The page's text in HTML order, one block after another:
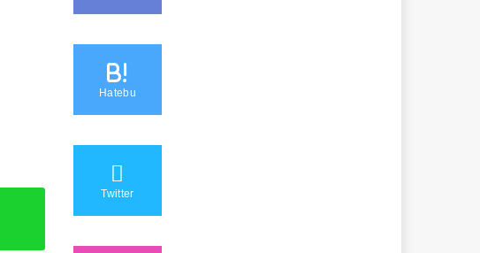
B!
Hatebu
Twitter